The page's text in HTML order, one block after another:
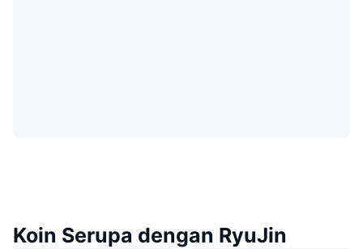
Koin Serupa dengan RyuJin